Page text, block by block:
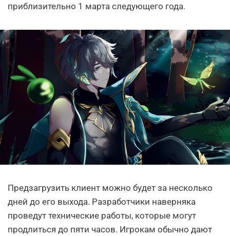
приблизительно 1 марта следующего года.
Предзагрузить клиент можно будет за несколько
дней до его выхода. Разработчики наверняка
проведут технические работы, которые могут
продлиться до пяти часов. Игрокам обычно дают